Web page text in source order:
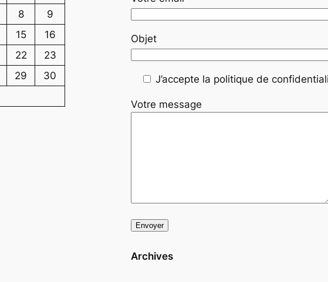
8
9
15
16
22
23
29
30
Objet
J’accepte la politique de
Votre message
Archives